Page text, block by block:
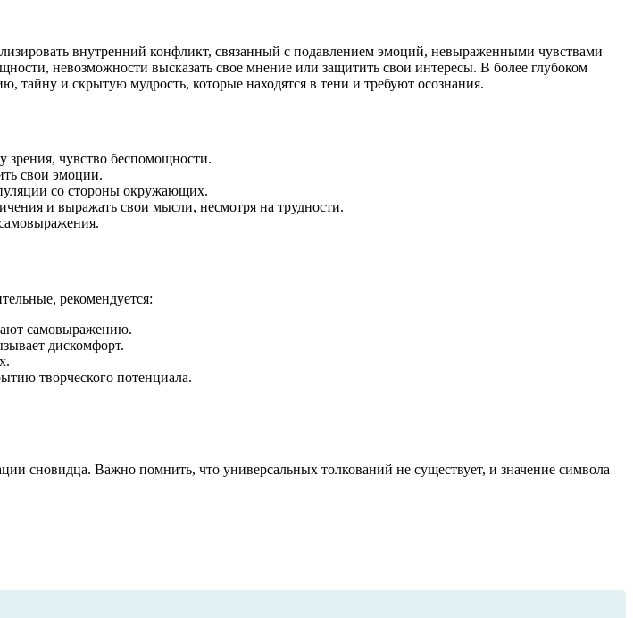
внутренний конфликт, связанный с подавлением эмоций, невыраженными чувствами
невозможности высказать свое мнение или защитить свои интересы. В более глубоком
тайну и скрытую мудрость, которые находятся в тени и требуют осознания.
зрения, чувство беспомощности.
свои эмоции.
со стороны окружающих.
и выражать свои мысли, несмотря на трудности.
рекомендуется:
самовыражению.
дискомфорт.
творческого потенциала.
сновидца. Важно помнить, что универсальных толкований не существует, и значение символа